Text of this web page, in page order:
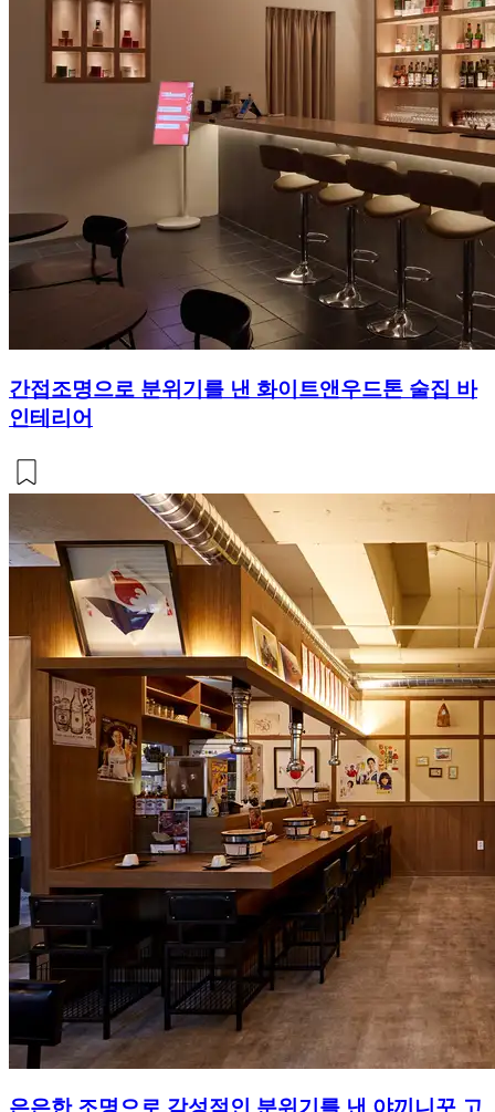
간접조명으로 분위기를 낸 화이트앤우드톤 술집 바
인테리어
은은한 조명으로 감성적인 분위기를 낸 야끼니꾸 고